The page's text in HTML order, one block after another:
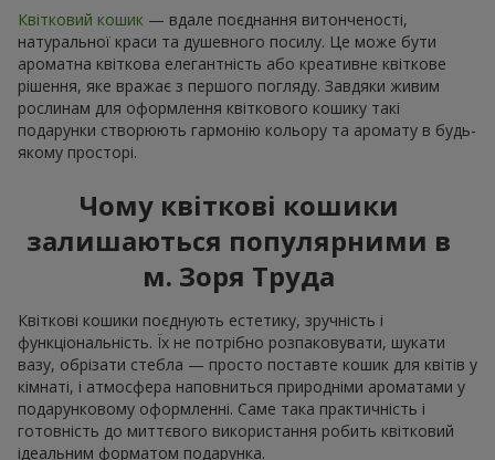
Квітковий кошик — вдале поєднання витонченості,
натуральної краси та душевного посилу. Це може бути
ароматна квіткова елегантність або креативне квіткове
рішення, яке вражає з першого погляду. Завдяки живим
рослинам для оформлення квіткового кошику такі
подарунки створюють гармонію кольору та аромату в будь-
якому просторі.
Чому квіткові кошики
залишаються популярними в
м. Зоря Труда
Квіткові кошики поєднують естетику, зручність і
функціональність. Їх не потрібно розпаковувати, шукати
вазу, обрізати стебла — просто поставте кошик для квітів у
кімнаті, і атмосфера наповниться природніми ароматами у
подарунковому оформленні. Саме така практичність і
готовність до миттєвого використання робить квітковий
ідеальним форматом подарунка.